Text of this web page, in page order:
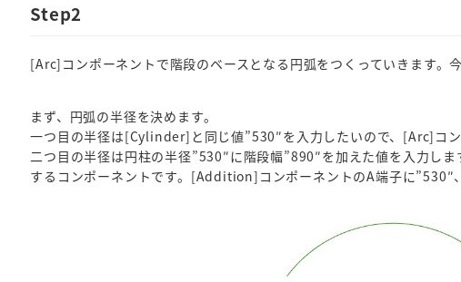
Step2
[Arc]コンポーネントで階段のベースとなる円弧をつくっていきます。
まず、円弧の半径を決めます。
一つ目の半径は[Cylinder]と同じ値”530″を入力したいので、[Arc]
二つ目の半径は円柱の半径”530″に階段幅”890″を加えた値を入力し
するコンポーネントです。[Addition]コンポーネントのA端子に